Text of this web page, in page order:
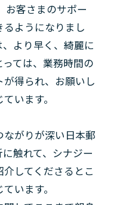
お客さまのサポー
るようになりまし
より早く、綺麗に
ては、業務時間の
得られ、お願いし
います。
ながりが深い日本郵
触れて、シナジー
してくださるとこ
います。